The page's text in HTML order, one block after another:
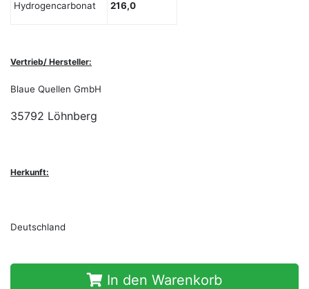
Hydrogencarbonat 216,0
Vertrieb/ Hersteller:
Blaue Quellen GmbH
35792 Löhnberg
Herkunft:
Deutschland
In den Warenkorb